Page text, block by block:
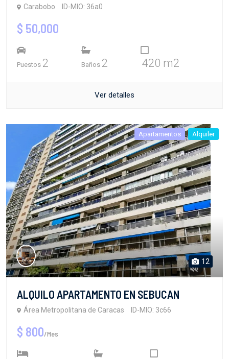
Carabobo ID-MIO: 36a0
$ 50,000
Puestos 2 Baños 2 420 m2
Ver detalles
Apartamentos Alquiler
12
ALQUILO APARTAMENTO EN SEBUCAN
Área Metropolitana de Caracas ID-MIO: 3c66
$ 800/Mes